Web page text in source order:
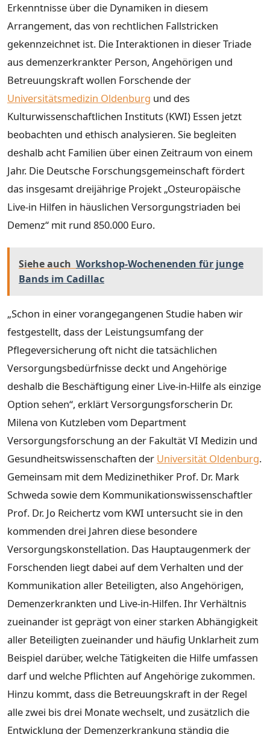
Erkenntnisse über die Dynamiken in diesem
Arrangement, das von rechtlichen Fallstricken
gekennzeichnet ist. Die Interaktionen in dieser Triade
aus demenzerkrankter Person, Angehörigen und
Betreuungskraft wollen Forschende der
Universitätsmedizin Oldenburg und des
Kulturwissenschaftlichen Instituts (KWI) Essen jetzt
beobachten und ethisch analysieren. Sie begleiten
deshalb acht Familien über einen Zeitraum von einem
Jahr. Die Deutsche Forschungsgemeinschaft fördert
das insgesamt dreijährige Projekt „Osteuropäische
Live-in Hilfen in häuslichen Versorgungstriaden bei
Demenz“ mit rund 850.000 Euro.
Siehe auch Workshop-Wochenenden für junge
Bands im Cadillac
„Schon in einer vorangegangenen Studie haben wir
festgestellt, dass der Leistungsumfang der
Pflegeversicherung oft nicht die tatsächlichen
Versorgungsbedürfnisse deckt und Angehörige
deshalb die Beschäftigung einer Live-in-Hilfe als einzige
Option sehen“, erklärt Versorgungsforscherin Dr.
Milena von Kutzleben vom Department
Versorgungsforschung an der Fakultät VI Medizin und
Gesundheitswissenschaften der Universität Oldenburg.
Gemeinsam mit dem Medizinethiker Prof. Dr. Mark
Schweda sowie dem Kommunikationswissenschaftler
Prof. Dr. Jo Reichertz vom KWI untersucht sie in den
kommenden drei Jahren diese besondere
Versorgungskonstellation. Das Hauptaugenmerk der
Forschenden liegt dabei auf dem Verhalten und der
Kommunikation aller Beteiligten, also Angehörigen,
Demenzerkrankten und Live-in-Hilfen. Ihr Verhältnis
zueinander ist geprägt von einer starken Abhängigkeit
aller Beteiligten zueinander und häufig Unklarheit zum
Beispiel darüber, welche Tätigkeiten die Hilfe umfassen
darf und welche Pflichten auf Angehörige zukommen.
Hinzu kommt, dass die Betreuungskraft in der Regel
alle zwei bis drei Monate wechselt, und zusätzlich die
Entwicklung der Demenzerkrankung ständig die